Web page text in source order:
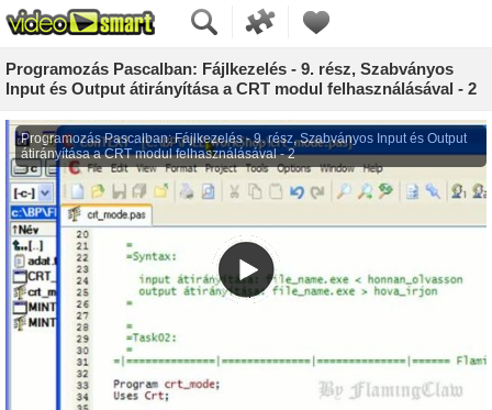
Programozás Pascalban: Fájlkezelés - 9. rész, Szabványos
Input és Output átirányítása a CRT modul felhasználásával - 2